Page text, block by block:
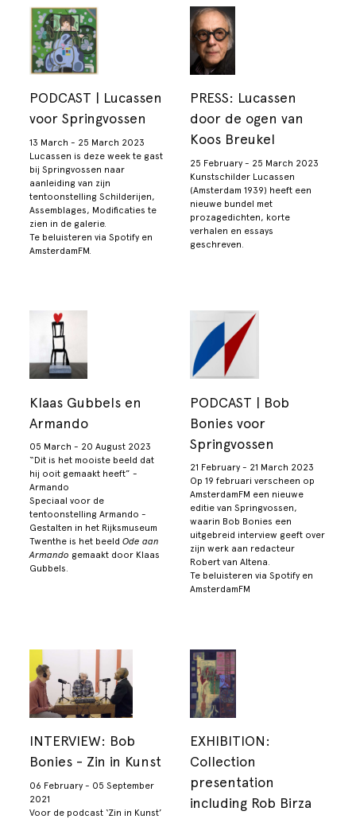
PODCAST | Lucassen
voor Springvossen
13 March - 25 March 2023
Lucassen is deze week te gast
bij Springvossen naar
aanleiding van zijn
tentoonstelling Schilderijen,
Assemblages, Modificaties te
zien in de galerie.
Te beluisteren via Spotify en
AmsterdamFM.
PRESS: Lucassen
door de ogen van
Koos Breukel
25 February - 25 March 2023
Kunstschilder Lucassen
(Amsterdam 1939) heeft een
nieuwe bundel met
prozagedichten, korte
verhalen en essays
geschreven.
Klaas Gubbels en
Armando
05 March - 20 August 2023
“Dit is het mooiste beeld dat
hij ooit gemaakt heeft” -
Armando
Speciaal voor de
tentoonstelling Armando -
Gestalten in het Rijksmuseum
Twenthe is het beeldOde aan
Armando gemaakt door Klaas
Gubbels.
PODCAST | Bob
Bonies voor
Springvossen
21 February - 21 March 2023
Op 19 februari verscheen op
AmsterdamFM een nieuwe
editie van Springvossen,
waarin Bob Bonies een
uitgebreid interview geeft over
zijn werk aan redacteur
Robert van Altena.
Te beluisteren via Spotify en
AmsterdamFM
INTERVIEW: Bob
Bonies - Zin in Kunst
06 February - 05 September
2021
Voor de podcast ‘Zin in Kunst’
EXHIBITION:
Collection
presentation
including Rob Birza